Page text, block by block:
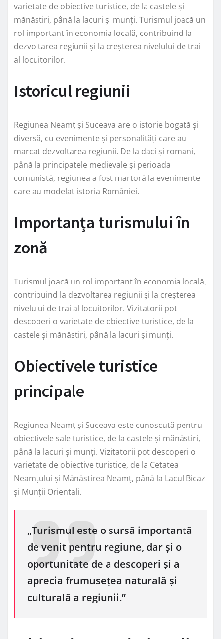
varietate de obiective turistice, de la castele și
mănăstiri, până la lacuri și munți. Turismul joacă un
rol important în economia locală, contribuind la
dezvoltarea regiunii și la creșterea nivelului de trai
al locuitorilor.
Istoricul regiunii
Regiunea Neamț și Suceava are o istorie bogată și
diversă, cu evenimente și personalități care au
marcat dezvoltarea regiunii. De la daci și romani,
până la principatele medievale și perioada
comunistă, regiunea a fost martoră la evenimente
care au modelat istoria României.
Importanța turismului în
zonă
Turismul joacă un rol important în economia locală,
contribuind la dezvoltarea regiunii și la creșterea
nivelului de trai al locuitorilor. Vizitatorii pot
descoperi o varietate de obiective turistice, de la
castele și mănăstiri, până la lacuri și munți.
Obiectivele turistice
principale
Regiunea Neamț și Suceava este cunoscută pentru
obiectivele sale turistice, de la castele și mănăstiri,
până la lacuri și munți. Vizitatorii pot descoperi o
varietate de obiective turistice, de la Cetatea
Neamțului și Mănăstirea Neamț, până la Lacul Bicaz
și Munții Orientali.
„Turismul este o sursă importantă
de venit pentru regiune, dar și o
oportunitate de a descoperi și a
aprecia frumusețea naturală și
culturală a regiunii.”